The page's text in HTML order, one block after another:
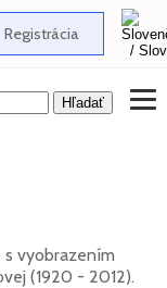
Registrácia
s vyobrazením
(1920 - 2012).